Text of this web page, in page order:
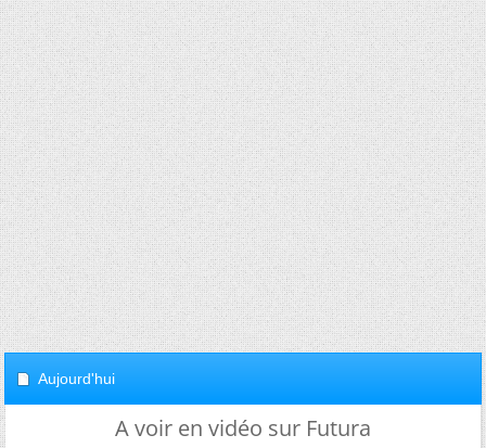
Aujourd'hui
A voir en vidéo sur Futura